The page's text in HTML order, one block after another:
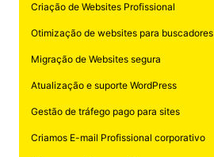
Criação de Websites Profissional
Otimização de websites para buscadores
Migração de Websites segura
Atualização e suporte WordPress
Gestão de tráfego pago para sites
Criamos E-mail Profissional corporativo